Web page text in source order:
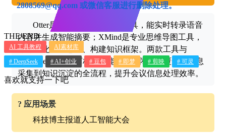
Otter是AI驱动的会议记录工具，能实时转录语音
内容并生成智能摘要；XMind是专业思维导图工具，
可可视化整理思路、构建知识框架。两款工具与
DeepSeek协同，可构建智能化办公闭环，覆盖从信息
采集到知识沉淀的全流程，提升会议信息处理效率。
? 应用场景
科技博主报道人工智能大会
2808569@qq.com 或微信客服进行删除处理。
THE END
AI 工具教程 AI素材库
# DeepSeek # AI+创业 # 豆包 # 即梦 # 剪映 # 可灵
喜欢就支持一下吧